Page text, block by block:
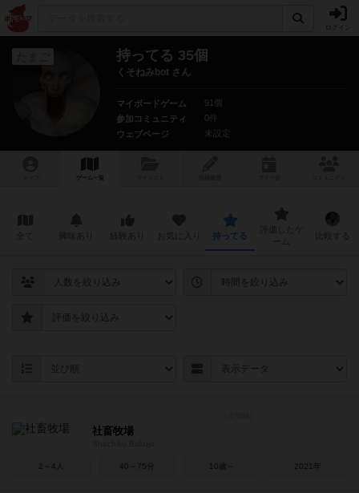
持ってる 35個
くそねみbot さん
マイボードゲーム
91個
参加コミュニティ
0件
ウェブページ
未設定
ゲーム一覧
持ってる
社畜牧場
2～4人 40～75分 10歳～ 2021年